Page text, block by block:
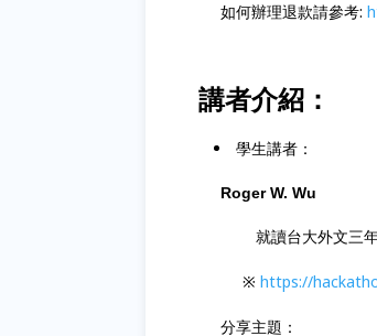
如何辦理退款請參考:
講者介紹：
學生講者：
Roger W. Wu
就讀台大外文三年
※ https://
分享主題：